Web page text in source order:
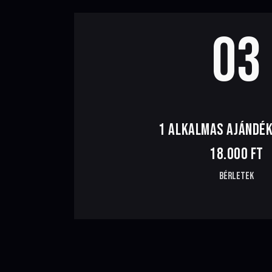
03
1 ALKALMAS
18.000 FT
Bérletek